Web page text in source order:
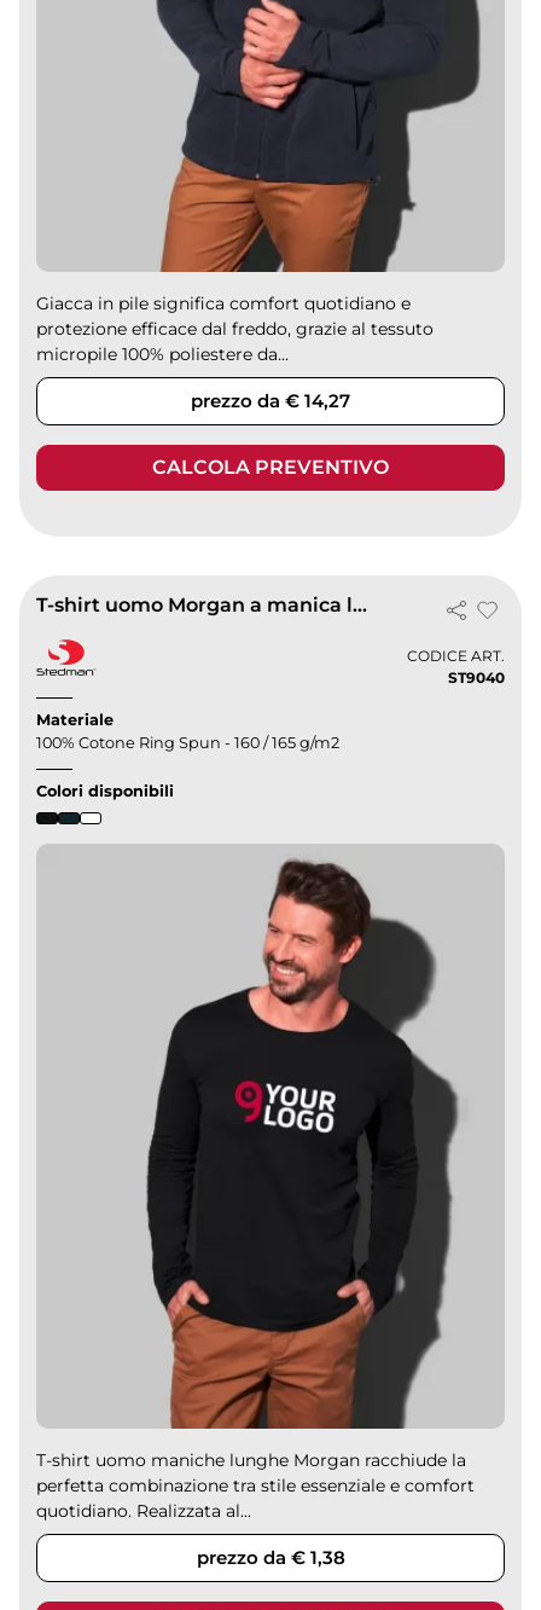
Giacca in pile significa comfort quotidiano e
protezione efficace dal freddo, grazie al tessuto
micropile 100% poliestere da...
prezzo da € 14,27
CALCOLA PREVENTIVO
T-shirt uomo Morgan a manica lunga, cotone 160g, regular fit
CODICE ART.
ST9040
Materiale
100% Cotone Ring Spun - 160 / 165 g/m2
Colori disponibili
T-shirt uomo maniche lunghe Morgan racchiude la
perfetta combinazione tra stile essenziale e comfort
quotidiano. Realizzata al...
prezzo da € 1,38